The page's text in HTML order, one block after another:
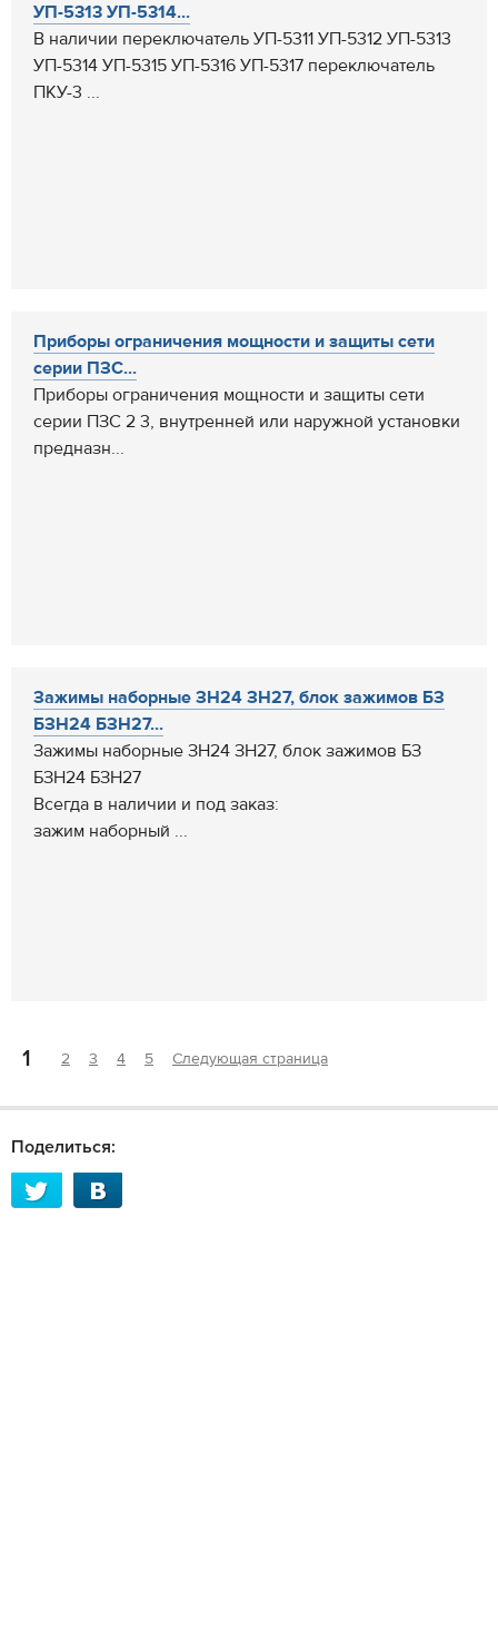
УП-5313 УП-5314...
В наличии переключатель УП-5311 УП-5312 УП-5313
УП-5314 УП-5315 УП-5316 УП-5317 переключатель
ПКУ-3 ...
Приборы ограничения мощности и защиты сети
серии ПЗС...
Приборы ограничения мощности и защиты сети
серии ПЗС 2 3, внутренней или наружной установки
предназн...
Зажимы наборные ЗН24 ЗН27, блок зажимов БЗ
БЗН24 БЗН27...
Зажимы наборные ЗН24 ЗН27, блок зажимов БЗ
БЗН24 БЗН27
Всегда в наличии и под заказ:
зажим наборный ...
1 2 3 4 5 Следующая страница
Поделиться: